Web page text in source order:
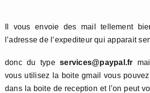
Il vous envoie des mail tellement
l’adresse de l’expediteur qui apparait
donc du typeservices@paypal.fr
vous utilisez la boite gmail vous
dans la boite de reception et l’on peut